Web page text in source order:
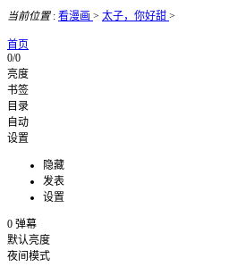
当前位置: 看漫画 > 太子，你好甜 >
首页
0/0
亮度
书签
目录
自动
设置
隐藏
发表
设置
0 弹幕
默认亮度
夜间模式